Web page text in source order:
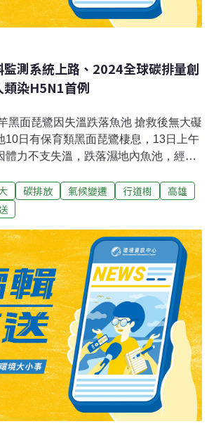
監測系統上路、2024全球碳排量創
類染H5N1首例
黑面琵鷺因失溫跌落魚池 搶救後無大礙
10日有保育類黑面琵鷺棲息，13日上午
體力不支失溫，跌落濕地內魚池，經搶
濕地棲息與覓食，在地鳥友指出，黑面
罕見，應受颱風影響到此棲息。（中
斜監測系統，運用智慧科技和數據分
天候風險控管；工務局長楊欽富指出，
建立雲端資料庫並對數據進行長期分
結果，再擴增100處。（自由時報報
碳排放 氣候變遷 行道樹
高雄